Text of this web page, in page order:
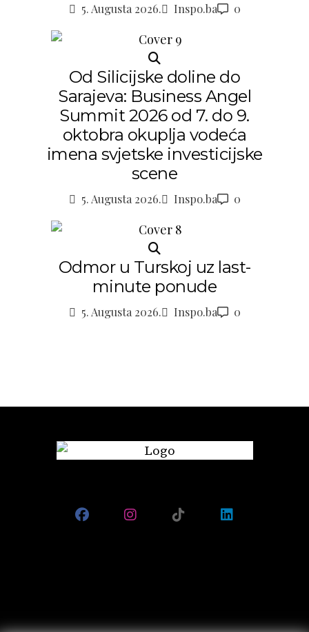
5. Augusta 2026. Inspo.ba 0
Od Silicijske doline do
Sarajeva: Business Angel
Summit 2026 od 7. do 9.
oktobra okuplja vodeća
imena svjetske investicijske
scene
5. Augusta 2026. Inspo.ba 0
Odmor u Turskoj uz last-
minute ponude
5. Augusta 2026. Inspo.ba 0